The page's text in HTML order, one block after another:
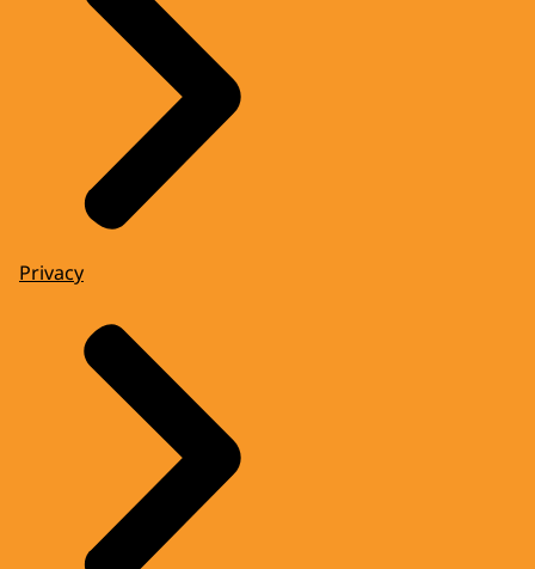
Privacy